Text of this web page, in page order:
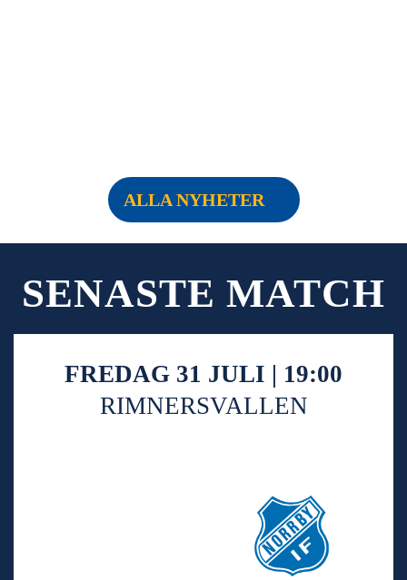
ALLA NYHETER
SENASTE MATCH
FREDAG 31 JULI | 19:00
RIMNERSVALLEN